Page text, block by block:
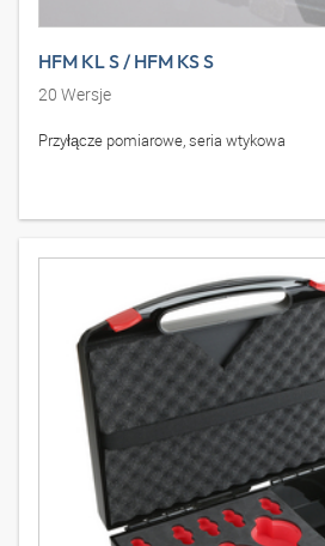
HFM KL S / HFM KS S
20 Wersje
Przyłącze pomiarowe, seria wtykowa